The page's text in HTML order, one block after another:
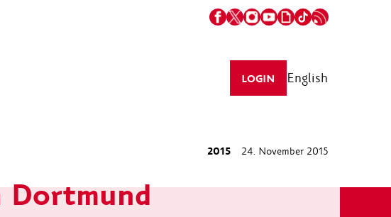
LOGIN English
2015 24. November 2015
Dortmund